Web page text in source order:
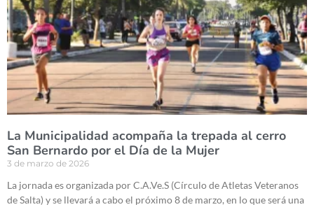
La Municipalidad acompaña la trepada al cerro
San Bernardo por el Día de la Mujer
3 de marzo de 2026
La jornada es organizada por C.A.Ve.S (Círculo de Atletas Veteranos
de Salta) y se llevará a cabo el próximo 8 de marzo, en lo que será una